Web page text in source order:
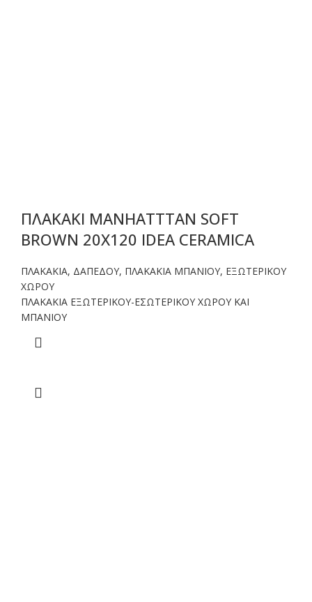
ΠΛΑΚΑΚΙ MANHATTTAN SOFT
BROWN 20X120 IDEA CERAMICA
ΠΛΑΚΑΚΙΑ, ΔΑΠΕΔΟΥ, ΠΛΑΚΑΚΙΑ ΜΠΑΝΙΟΥ, ΕΞΩΤΕΡΙΚΟΥ
ΧΩΡΟΥ
ΠΛΑΚΑΚΙΑ ΕΞΩΤΕΡΙΚΟΥ-ΕΣΩΤΕΡΙΚΟΥ ΧΩΡΟΥ ΚΑΙ
ΜΠΑΝΙΟΥ